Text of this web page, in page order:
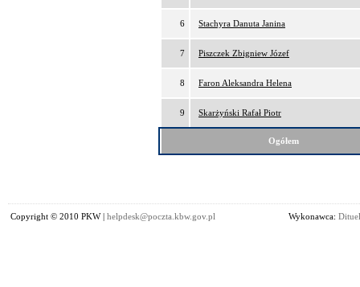
6 Stachyra Danuta Janina
7 Piszczek Zbigniew Józef
8 Faron Aleksandra Helena
9 Skarżyński Rafał Piotr
Ogółem
Copyright © 2010 PKW | helpdesk@poczta.kbw.gov.pl Wykonawca: